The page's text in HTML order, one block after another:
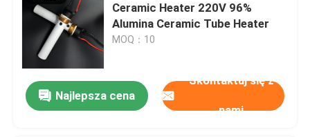
Filmy
Pokaz VR
O nas
Ceramic Heater 220V 96%
Alumina Ceramic Tube Heater
MOQ：10
Najlepsza cena
Skontaktuj się z
nami